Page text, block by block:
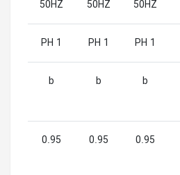
50HZ
50HZ
50HZ
1 PH
1 PH
1 PH
b
b
b
0.95
0.95
0.95